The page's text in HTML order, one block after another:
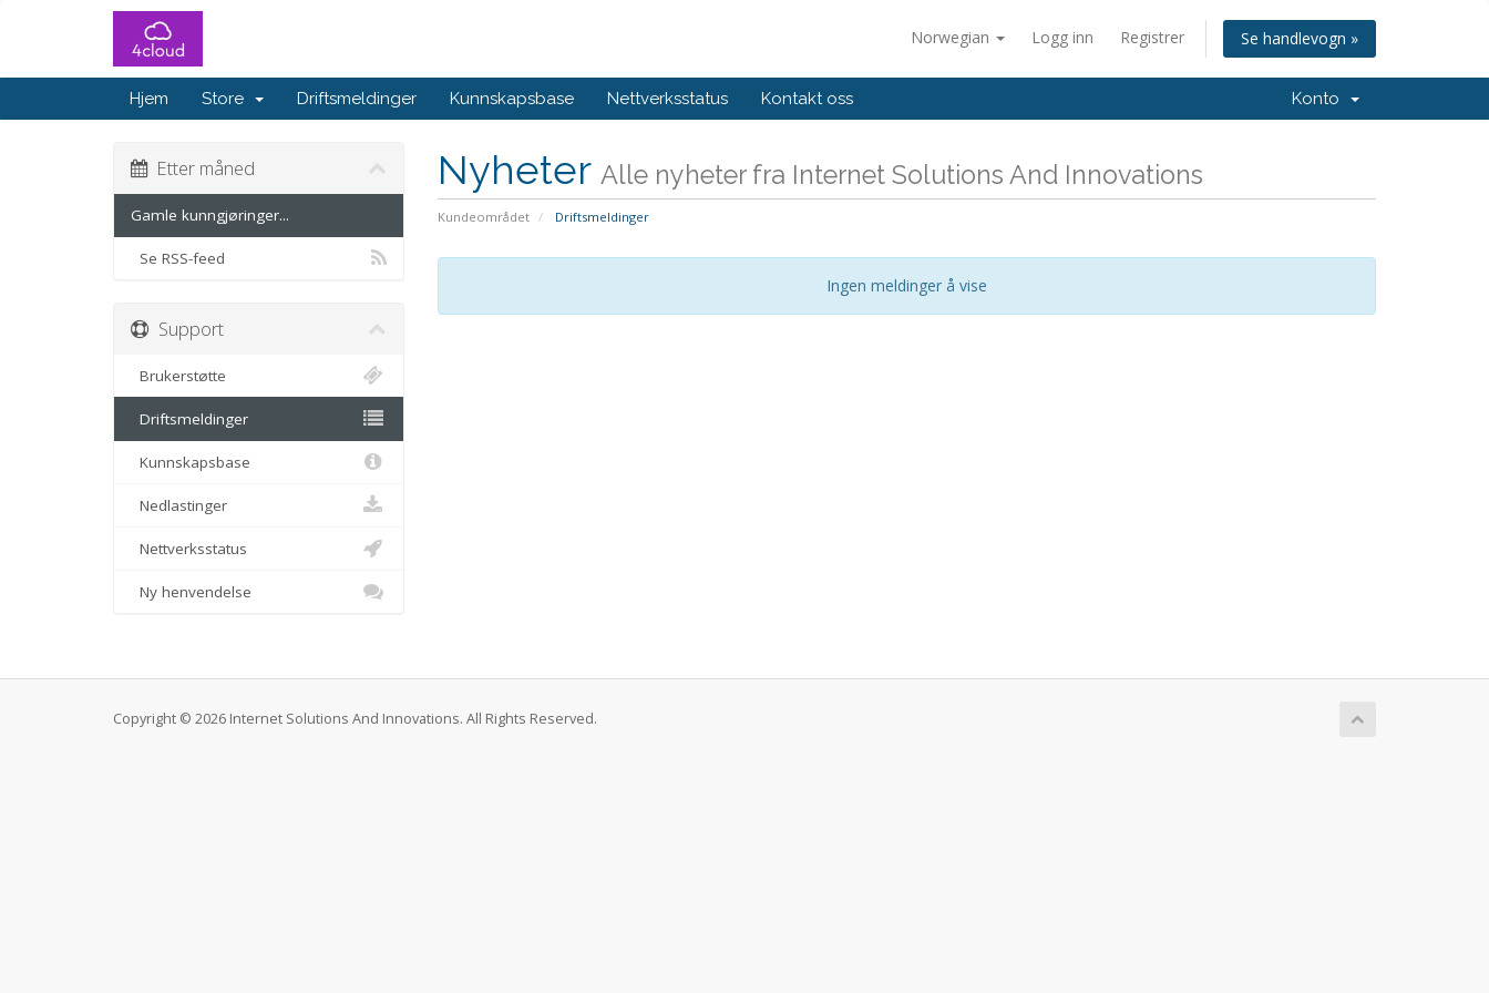
Norwegian Logg inn Registrer Se handlevogn »
Hjem Store Driftsmeldinger Kunnskapsbase Nettverksstatus Kontakt oss Konto
Nyheter Alle nyheter fra Internet Solutions And Innovations
Kundeområdet Driftsmeldinger
Etter måned
Gamle kunngjøringer...
Se RSS-feed
Ingen meldinger å vise
Support
Brukerstøtte
Driftsmeldinger
Kunnskapsbase
Nedlastinger
Nettverksstatus
Ny henvendelse
Copyright © 2026 Internet Solutions And Innovations. All Rights Reserved.